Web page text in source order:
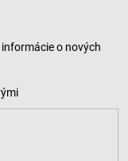
o nových